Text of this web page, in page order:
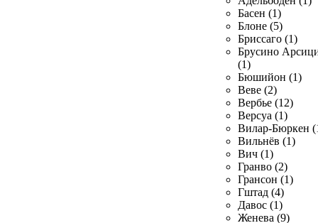
Басен (1)
Блоне (5)
Бриссаго (1)
Брусино
(1)
Бюшийон (1)
Веве (2)
Вербье (12)
Версуа (1)
Вилар-Бюркен
Вильнёв (1)
Вич (1)
Гранво (2)
Грансон (1)
Гштад (4)
Давос (1)
Женева (9)